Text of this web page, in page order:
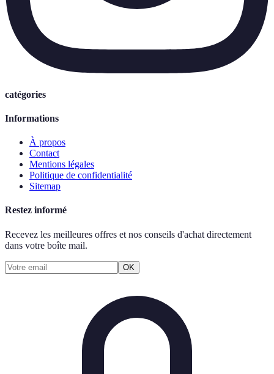
catégories
Informations
À propos
Contact
Mentions légales
Politique de confidentialité
Sitemap
Restez informé
Recevez les meilleures offres et nos conseils d'achat directement
dans votre boîte mail.
OK